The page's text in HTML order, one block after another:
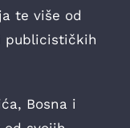
te više od
publicističkih
Bosna i